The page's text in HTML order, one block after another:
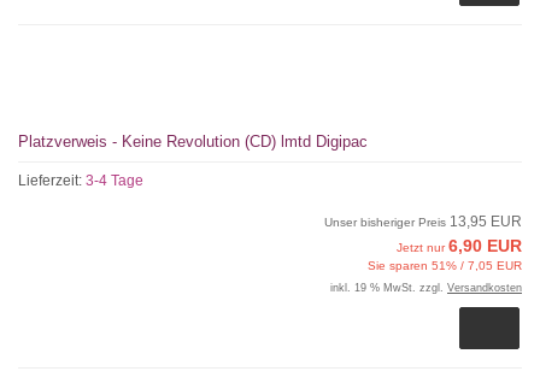
Platzverweis - Keine Revolution (CD) lmtd Digipac
Lieferzeit: 3-4 Tage
Unser bisheriger Preis 13,95 EUR
Jetzt nur6,90 EUR
Sie sparen 51% / 7,05 EUR
inkl. 19 % MwSt. zzgl. Versandkosten